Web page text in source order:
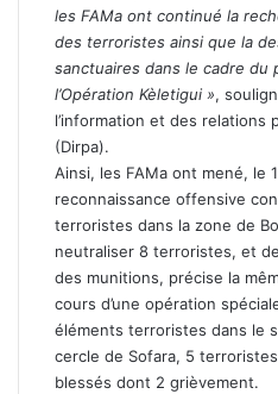
les FAMa ont continué la
des terroristes ainsi que la
sanctuaires dans le cadre du
l’Opération Kèletigui »,
l’information et des relations
(Dirpa).
Ainsi, les FAMa ont mené, le
reconnaissance offensive
terroristes dans la zone de
neutraliser 8 terroristes, et
des munitions, précise la
cours d’une opération
éléments terroristes dans le
cercle de Sofara, 5
blessés dont 2 grièvement.